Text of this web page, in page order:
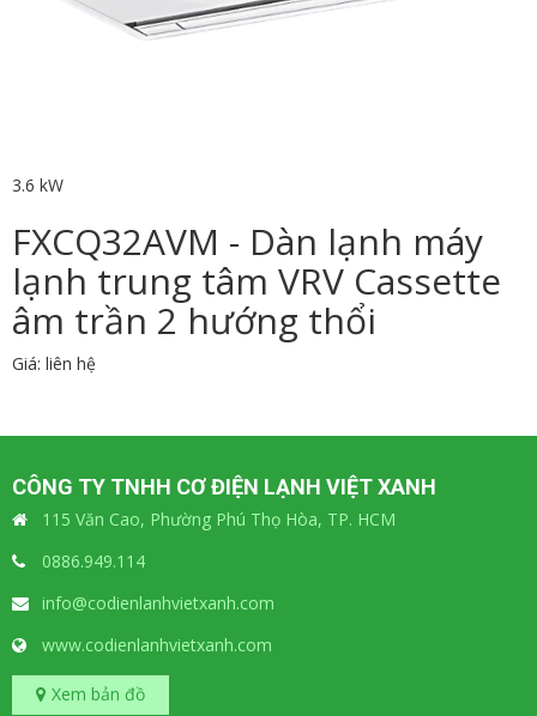
3.6 kW
FXCQ32AVM - Dàn lạnh máy
lạnh trung tâm VRV Cassette
âm trần 2 hướng thổi
Giá: liên hệ
CÔNG TY TNHH CƠ ĐIỆN LẠNH VIỆT XANH
115 Văn Cao, Phường Phú Thọ Hòa, TP. HCM
0886.949.114
info@codienlanhvietxanh.com
www.codienlanhvietxanh.com
Xem bản đồ